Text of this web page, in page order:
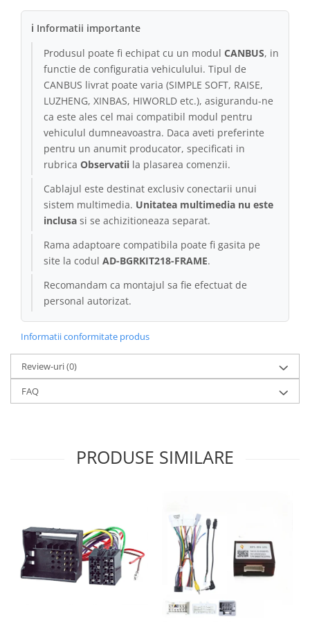
ℹ Informatii importante
Produsul poate fi echipat cu un modul CANBUS, in
functie de configuratia vehiculului. Tipul de
CANBUS livrat poate varia (SIMPLE SOFT, RAISE,
LUZHENG, XINBAS, HIWORLD etc.), asigurandu-ne
ca este ales cel mai compatibil modul pentru
vehiculul dumneavoastra. Daca aveti preferinte
pentru un anumit producator, specificati in
rubrica Observatii la plasarea comenzii.
Cablajul este destinat exclusiv conectarii unui
sistem multimedia. Unitatea multimedia nu este
inclusa si se achizitioneaza separat.
Rama adaptoare compatibila poate fi gasita pe
site la codul AD-BGRKIT218-FRAME.
Recomandam ca montajul sa fie efectuat de
personal autorizat.
Informatii conformitate produs
Review-uri(0)
FAQ
PRODUSE SIMILARE